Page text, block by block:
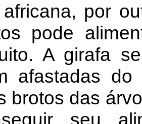
por
pode
A girafa
afastadas
brotos das
seu